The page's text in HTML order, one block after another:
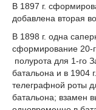
В 1897 г.
добавлена вторая
В 1898 г. одна
сформирование 20-
полурота для 1-го
батальона и в 1904
телеграфной роты
батальона; взамен